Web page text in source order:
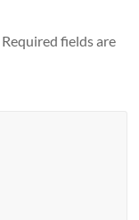
Required fields are